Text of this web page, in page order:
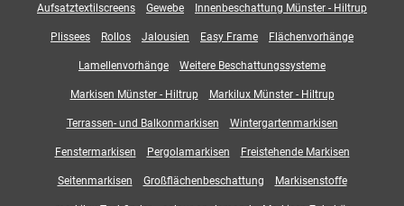
Aufsatztextilscreens Gewebe Innenbeschattung Münster - Hiltrup
Plissees Rollos Jalousien Easy Frame Flächenvorhänge
Lamellenvorhänge Weitere Beschattungssysteme
Markisen Münster - Hiltrup Markilux Münster - Hiltrup
Terrassen- und Balkonmarkisen Wintergartenmarkisen
Fenstermarkisen Pergolamarkisen Freistehende Markisen
Seitenmarkisen Großflächenbeschattung Markisenstoffe